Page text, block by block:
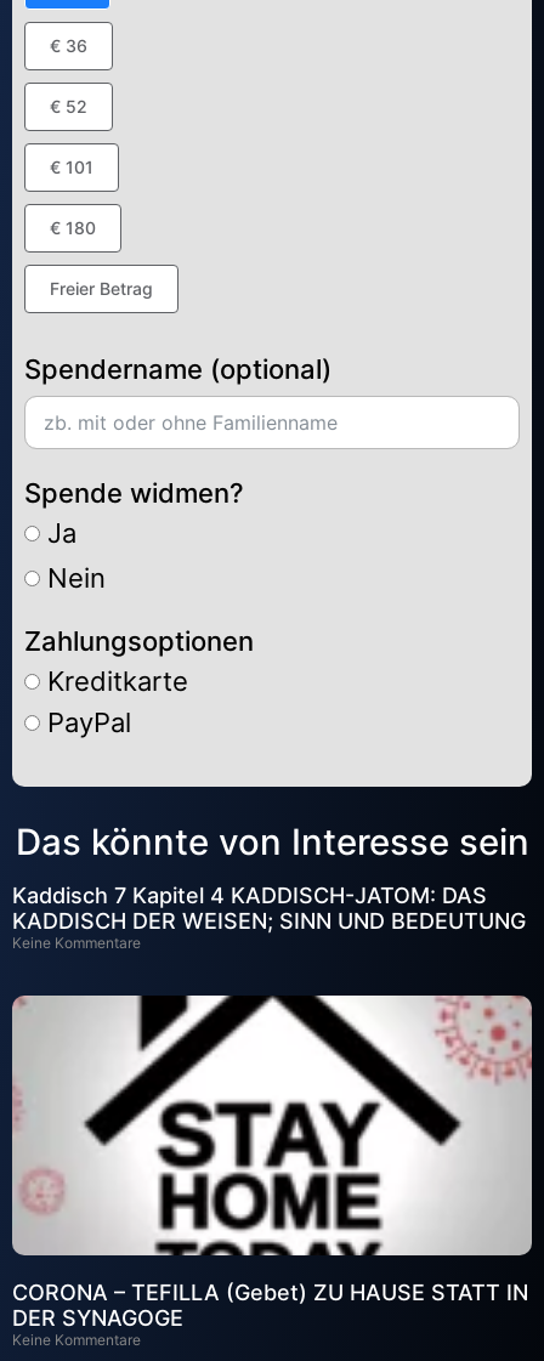
€ 36
€ 52
€ 101
€ 180
Freier Betrag
Spendername (optional)
Spende widmen?
Ja
Nein
Zahlungsoptionen
Kreditkarte
PayPal
Alternative:
Das könnte von Interesse sein
Kaddisch 7 Kapitel 4 KADDISCH-JATOM: DAS
KADDISCH DER WEISEN; SINN UND BEDEUTUNG
Keine Kommentare
CORONA – TEFILLA (Gebet) ZU HAUSE STATT IN
DER SYNAGOGE
Keine Kommentare